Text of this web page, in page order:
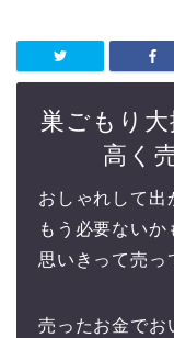
巣ごもり
高く
おしゃれして出
もう必要ない
思いきって売っ
売ったお金でお